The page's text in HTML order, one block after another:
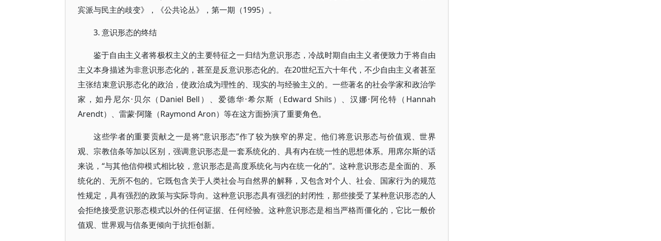
宾派与民主的歧变》，《公共论丛》，第一期（1995）。
3. 意识形态的终结
鉴于自由主义者将极权主义的主要特征之一归结为意识形态，冷战时期自由主义者便致力于将自由
主义本身描述为非意识形态化的，甚至是反意识形态化的。在20世纪五六十年代，不少自由主义者甚至
主张结束意识形态化的政治，使政治成为理性的、现实的与经验主义的。一些著名的社会学家和政治学
家，如丹尼尔·贝尔（Daniel Bell）、爱德华·希尔斯（Edward Shils）、汉娜·阿伦特（Hannah
Arendt）、雷蒙·阿隆（Raymond Aron）等在这方面扮演了重要角色。
这些学者的重要贡献之一是将“意识形态”作了较为狭窄的界定。他们将意识形态与价值观、世界
观、宗教信条等加以区别，强调意识形态是一套系统化的、具有内在统一性的思想体系。用席尔斯的话
来说，“与其他信仰模式相比较，意识形态是高度系统化与内在统一化的”。这种意识形态是全面的、系
统化的、无所不包的。它既包含关于人类社会与自然界的解释，又包含对个人、社会、国家行为的规范
性规定，具有强烈的政策与实际导向。这种意识形态具有强烈的封闭性，那些接受了某种意识形态的人
会拒绝接受意识形态模式以外的任何证据、任何经验。这种意识形态是相当严格而僵化的，它比一般价
值观、世界观与信条更倾向于抗拒创新。